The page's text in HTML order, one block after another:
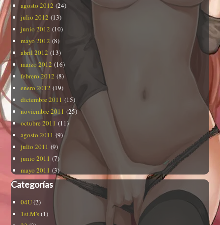
agosto 2012 (24)
julio 2012 (13)
junio 2012 (10)
mayo 2012 (8)
abril 2012 (13)
marzo 2012 (16)
febrero 2012 (8)
enero 2012 (19)
diciembre 2011 (15)
noviembre 2011 (25)
octubre 2011 (11)
agosto 2011 (9)
julio 2011 (9)
junio 2011 (7)
mayo 2011 (3)
Categorías
04U(2)
1st.M's(1)